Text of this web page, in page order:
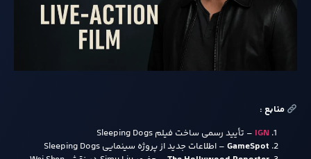
منابع :
IGN – تأیید رسمی ساخت فیلم Sleeping Dogs
GameSpot – اطلاعات جدید از پروژه‌ سینمایی Sleeping Dogs